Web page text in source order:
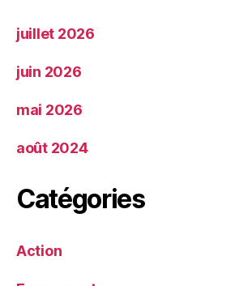
juillet 2026
juin 2026
mai 2026
août 2024
Catégories
Action